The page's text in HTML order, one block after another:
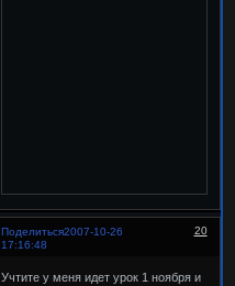
Поделиться 20
2007-10-26
17:16:48
Учтите у меня идет урок 1 ноября и